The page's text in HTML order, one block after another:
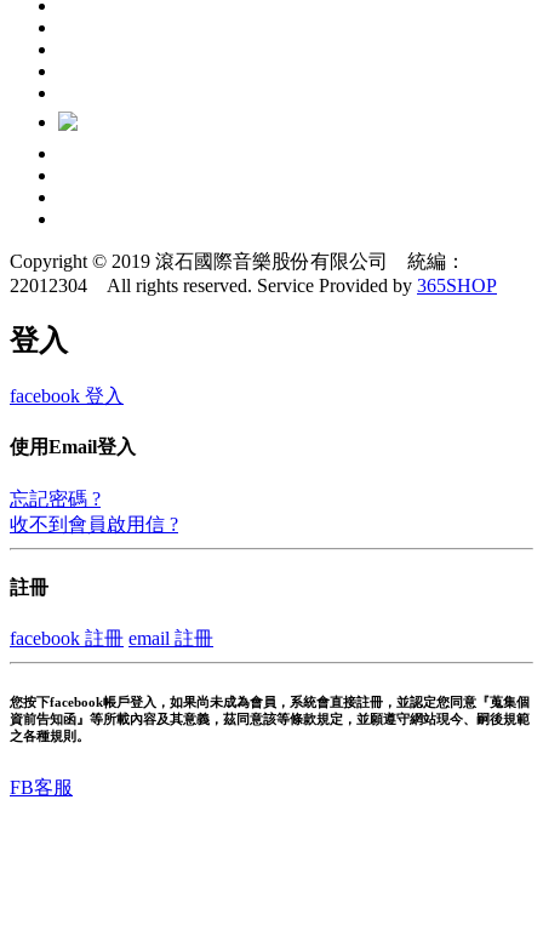
Copyright © 2019 滾石國際音樂股份有限公司 統編：
22012304 All rights reserved. Service Provided by 365SHOP
登入
facebook 登入
使用Email登入
忘記密碼 ?
收不到會員啟用信 ?
註冊
facebook 註冊 email 註冊
您按下facebook帳戶登入，如果尚未成為會員，系統會直接註冊，並認定您同意『蒐集個
資前告知函』等所載內容及其意義，茲同意該等條款規定，並願遵守網站現今、嗣後規範
之各種規則。
FB客服